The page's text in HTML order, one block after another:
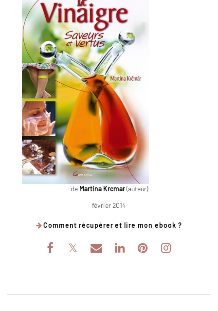
de Martina Krcmar(auteur)
février 2014
Comment récupérer et lire mon ebook ?